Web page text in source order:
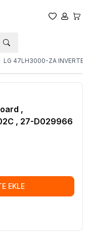
Favorilerim
Hesabım
LG 47LH3000-ZA
,
, 27-D029966
EKLE